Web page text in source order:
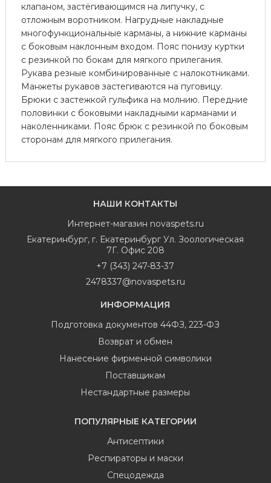
клапаном, застёгивающимся на липучку, с
отложным воротником. Нагрудные накладные
многофункциональные карманы, а нижние карманы
с боковым наклонным входом. Пояс понизу куртки
с резинкой по бокам для мягкого прилегания.
Рукава резные комбинированные с налокотниками.
Манжеты рукавов застегиваются на пуговицу.
Брюки с застежкой гульфика на молнию. Передние
половинки с боковыми накладными карманами и
наколенниками. Пояс брюк с резинкой по боковым
сторонам для мягкого прилегания.
НАШИ КОНТАКТЫ
Интернет-магазин novaspets.ru
Екатеринбург, г. Екатеринбург Ул. Зоологическая
7Г. Офис 208
+7 (343) 247-83-37
2478337@novaspets.ru
ИНФОРМАЦИЯ
Подготовка документов 44ФЗ, 223-ФЗ
Возврат и обмен
Нанесение фирменной символики
Поставщикам
Нестандартные размеры
ПОПУЛЯРНЫЕ КАТЕГОРИИ
Антисептики
Респираторы и маски
Спецодежда